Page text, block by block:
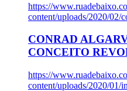
https://
content/uploads/2020/02/
CONRAD
CONCEITO
https://
content/uploads/2020/01/